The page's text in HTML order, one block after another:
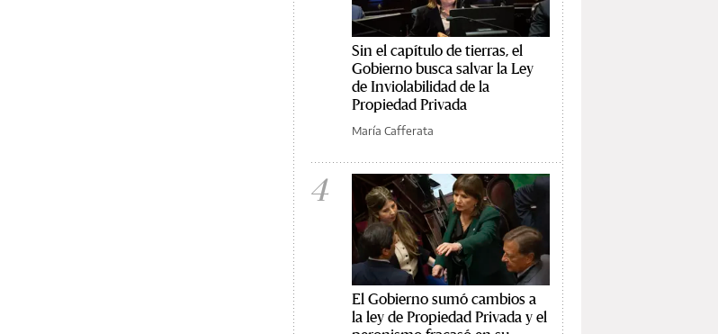
Sin el capítulo de tierras, el
Gobierno busca salvar la Ley
de Inviolabilidad de la
Propiedad Privada
María Cafferata
4
El Gobierno sumó cambios a
la ley de Propiedad Privada y el